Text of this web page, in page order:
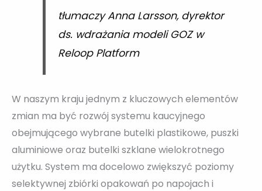
tłumaczy Anna Larsson, dyrektor
ds. wdrażania modeli GOZ w
Reloop Platform
W naszym kraju jednym z kluczowych elementów
zmian ma być rozwój systemu kaucyjnego
obejmującego wybrane butelki plastikowe, puszki
aluminiowe oraz butelki szklane wielokrotnego
użytku. System ma docelowo zwiększyć poziomy
selektywnej zbiórki opakowań po napojach i